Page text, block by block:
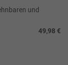
und
49,98 €